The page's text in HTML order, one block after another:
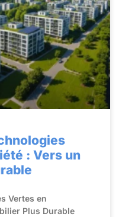
: Vers un
Vertes en
Plus Durable